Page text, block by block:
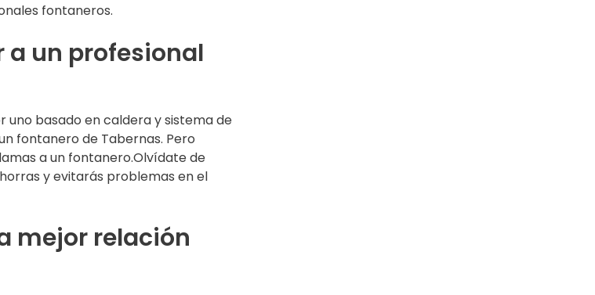
fontaneros.
a un profesional
uno basado en caldera y sistema de
fontanero de Tabernas. Pero
a un fontanero.Olvídate de
y evitarás problemas en el
mejor relación